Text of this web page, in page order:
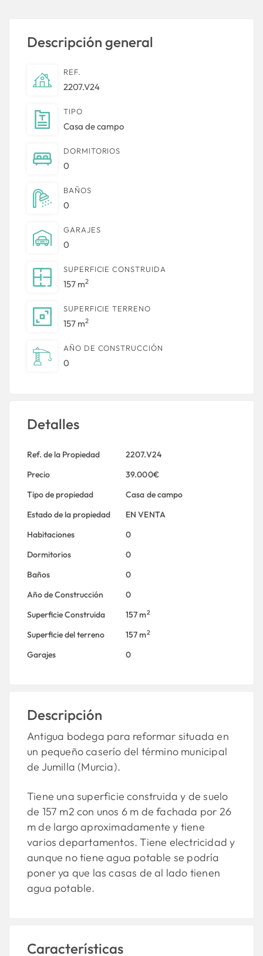
Descripción general
REF.
2207.V24
TIPO
Casa de campo
DORMITORIOS
0
BAÑOS
0
GARAJES
0
SUPERFICIE CONSTRUIDA
157 m2
SUPERFICIE TERRENO
157 m2
AÑO DE CONSTRUCCIÓN
0
Detalles
Ref. de la Propiedad
2207.V24
Precio
39.000€
Tipo de propiedad
Casa de campo
Estado de la propiedad
EN VENTA
Habitaciones
0
Dormitorios
0
Baños
0
Año de Construcción
0
Superficie Construida
157 m2
Superficie del terreno 157 m2
Garajes 0
Descripción
Antigua bodega para reformar situada en
un pequeño caserío del término municipal
de Jumilla (Murcia).
Tiene una superficie construida y de suelo
de 157 m2 con unos 6 m de fachada por 26
m de largo aproximadamente y tiene
varios departamentos. Tiene electricidad y
aunque no tiene agua potable se podría
poner ya que las casas de al lado tienen
agua potable.
Características